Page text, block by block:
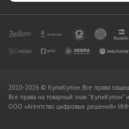
2010-2026 © КупиКупон. Все права
Все права на товарный знак
OOO «Агентство цифровых решений»